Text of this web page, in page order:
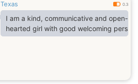
Texas 0.3
I am a kind, communicative and open-
hearted girl with good welcoming